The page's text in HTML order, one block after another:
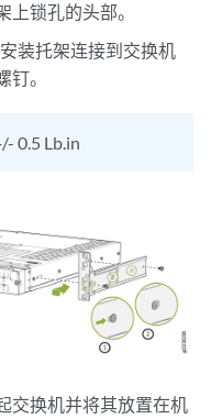
锁孔的头部。
装托架连接到交换机
。
0.5 Lb.in
交换机并将其放置在机